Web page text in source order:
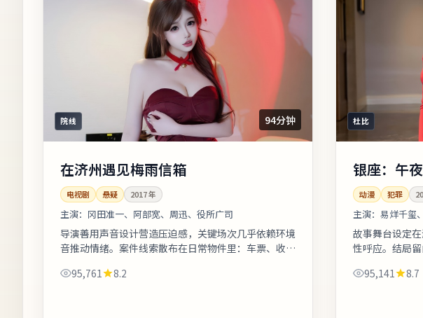
院线 94分钟
在济州遇见梅雨信箱
电视剧 悬疑 2017年
主演： 冈田准一、阿部宽、周迅、役所广司
导演善用声音设计营造压迫感，关键场次几乎依赖环境
音推动情绪。案件线索散布在日常物件里：车票、收
现象，建议亲自观看并形成独立判断。...
95,761 8.2
杜比
银座：午
动漫 犯罪
主演： 易烊千玺
故事舞台设定
性呼应。结局
机可信的作品，
95,141 8.7